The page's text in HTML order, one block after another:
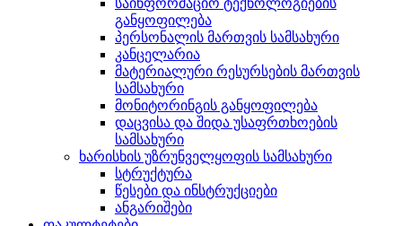
საინფორმაციო ტექნოლოგიების
განყოფილება
პერსონალის მართვის სამსახური
კანცელარია
მატერიალური რესურსების მართვის
სამსახური
მონიტორინგის განყოფილება
დაცვისა და შიდა უსაფრთხოების
სამსახური
ხარისხის უზრუნველყოფის სამსახური
სტრუქტურა
წესები და ინსტრუქციები
ანგარიშები